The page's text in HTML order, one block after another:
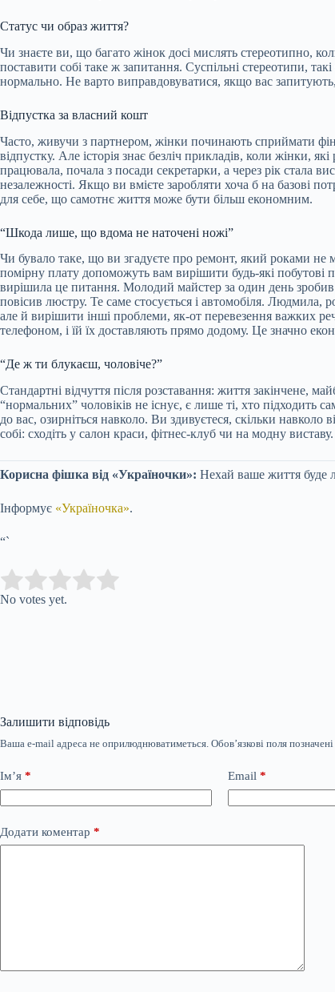
Статус чи образ життя?
Чи знаєте ви, що багато жінок досі мислять стереотипно,
поставити собі таке ж запитання. Суспільні стереотипи,
нормально. Не варто виправдовуватися, якщо вас
Відпустка за власний кошт
Часто, живучи з партнером, жінки починають сприймати
відпустку. Але історія знає безліч прикладів, коли жінки,
працювала, почала з посади секретарки, а через рік стала
незалежності. Якщо ви вмієте заробляти хоча б на базові
для себе, що самотнє життя може бути більш економним.
“Шкода лише, що вдома не наточені ножі”
Чи бувало таке, що ви згадуєте про ремонт, який роками не
помірну плату допоможуть вам вирішити будь-які
вирішила це питання. Молодий майстер за один день
повісив люстру. Те саме стосується і автомобіля. Людмила,
але й вирішити інші проблеми, як-от перевезення важких
телефоном, і їй їх доставляють прямо додому. Це значно
“Де ж ти блукаєш, чоловіче?”
Стандартні відчуття після розставання: життя закінчене,
“нормальних” чоловіків не існує, є лише ті, хто
до вас, озирніться навколо. Ви здивуєтеся, скільки
собі: сходіть у салон краси, фітнес-клуб чи на модну
Корисна фішка від «Україночки»: Нехай ваше життя буде
Інформує «Україночка».
“`
Rate this item:
No votes yet.
Залишити відповідь
Ваша e-mail адреса не оприлюднюватиметься. Обов’язкові поля позначені
Ім’я * Email *
Додати коментар *